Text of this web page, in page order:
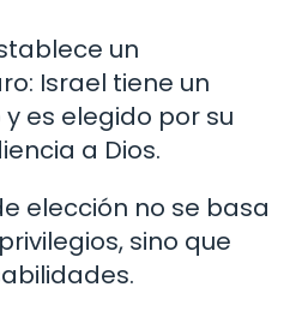
un
Israel tiene un
es elegido por su
a Dios.
elección no se basa
sino que